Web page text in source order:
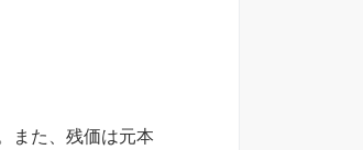
また、残価は元本